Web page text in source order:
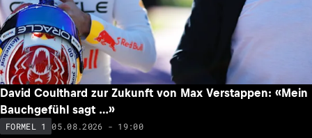
David Coulthard zur Zukunft von Max Verstappen: «Mein
Bauchgefühl sagt …»
FORMEL 1 05.08.2026 - 19:00